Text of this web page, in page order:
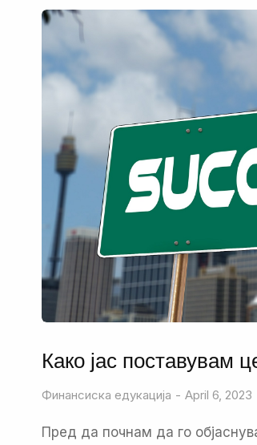
Како јас поставувам
Финансиска едукација April 6, 2023
Пред да почнам да го